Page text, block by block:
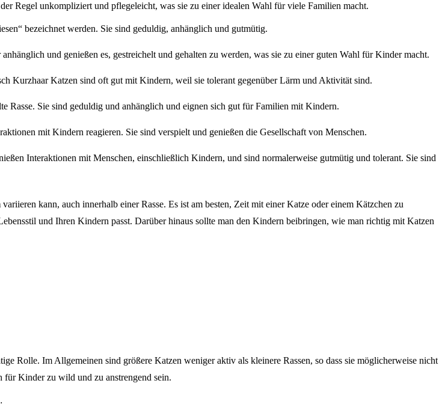
Regel unkompliziert und pflegeleicht, was sie zu einer idealen Wahl für viele Familien macht.
bezeichnet werden. Sie sind geduldig, anhänglich und gutmütig.
und genießen es, gestreichelt und gehalten zu werden, was sie zu einer guten Wahl für Kinder macht.
Kurzhaar Katzen sind oft gut mit Kindern, weil sie tolerant gegenüber Lärm und Aktivität sind.
Rasse. Sie sind geduldig und anhänglich und eignen sich gut für Familien mit Kindern.
mit Kindern reagieren. Sie sind verspielt und genießen die Gesellschaft von Menschen.
Interaktionen mit Menschen, einschließlich Kindern, und sind normalerweise gutmütig und tolerant. Sie sind
kann, auch innerhalb einer Rasse. Es ist am besten, Zeit mit einer Katze oder einem Kätzchen zu
und Ihren Kindern passt. Darüber hinaus sollte man den Kindern beibringen, wie man richtig mit Katzen
Rolle. Im Allgemeinen sind größere Katzen weniger aktiv als kleinere Rassen, so dass sie möglicherweise nicht
für Kinder zu wild und zu anstrengend sein.